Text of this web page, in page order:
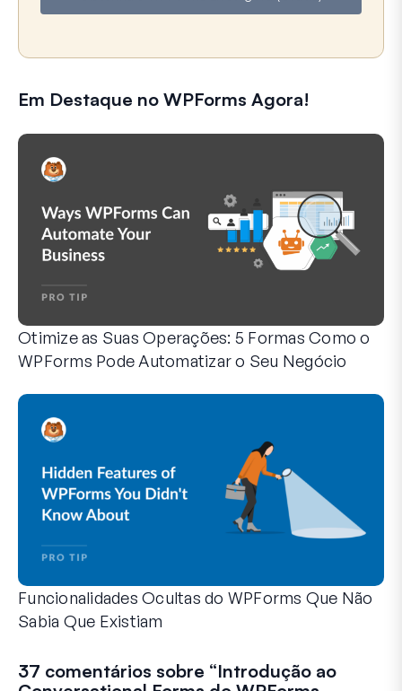
Em Destaque no WPForms Agora!
Otimize as Suas Operações: 5 Formas Como o
WPForms Pode Automatizar o Seu Negócio
Funcionalidades Ocultas do WPForms Que Não
Sabia Que Existiam
37 comentários sobre “Introdução ao